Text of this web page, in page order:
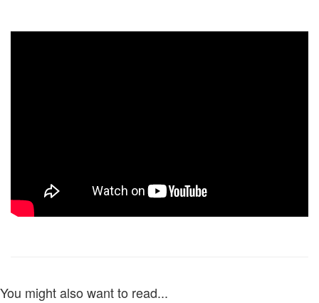
You might also want to read...